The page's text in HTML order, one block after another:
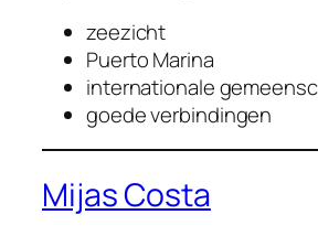
zeezicht
Puerto Marina
internationale
goede verbindingen
Mijas Costa